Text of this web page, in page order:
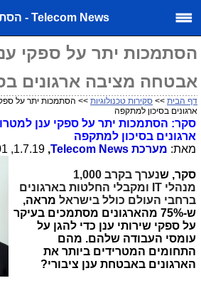
Telecom News - הסתמכות יתר ...
הסתמכות יתר על ספקי
אבטחה מציבה ארגונים
דף הבית >> סקירות טכנולוגיות >> הסתמכות יתר על
ארגונים בסיכון למתקפה
סקר: הסתמכות יתר על ספקי ענן
ארגונים בסיכון למתקפה
מאת: מערכת Telecom News
,
סקר, ש
נערך בקרב 1,000
מנהלי IT ומקבלי החלטות בארגונים
ברחבי העולם כולל בישראל מראה,
ש-75% מהארגונים מסתמכים בעיקר
על ספקי שירותי ענן כדי להגן על
עומסי העבודה שלהם. מהם
התחומים המטרידים ביותר את
הארגונים באבטחת ענן ציבורי?